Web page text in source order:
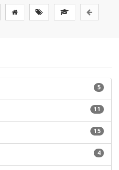
5
11
15
4